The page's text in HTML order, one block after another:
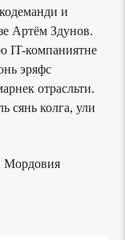
и
Артём Здунов.
IT-компаниятне
эряфс
отрасльти.
сянь колга, ули
Мордовия